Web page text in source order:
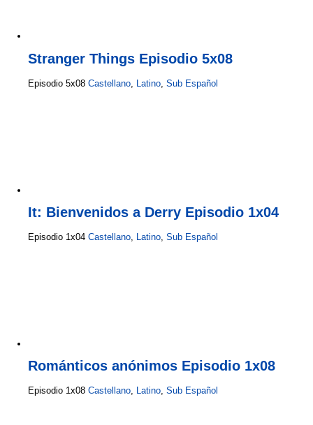
Stranger Things Episodio 5x08
Episodio 5x08 Castellano Latino Sub Español
It: Bienvenidos a Derry Episodio 1x04
Episodio 1x04 Castellano, Latino, Sub Español
Románticos anónimos Episodio 1x08
Episodio 1x08 Castellano, Latino, Sub Español